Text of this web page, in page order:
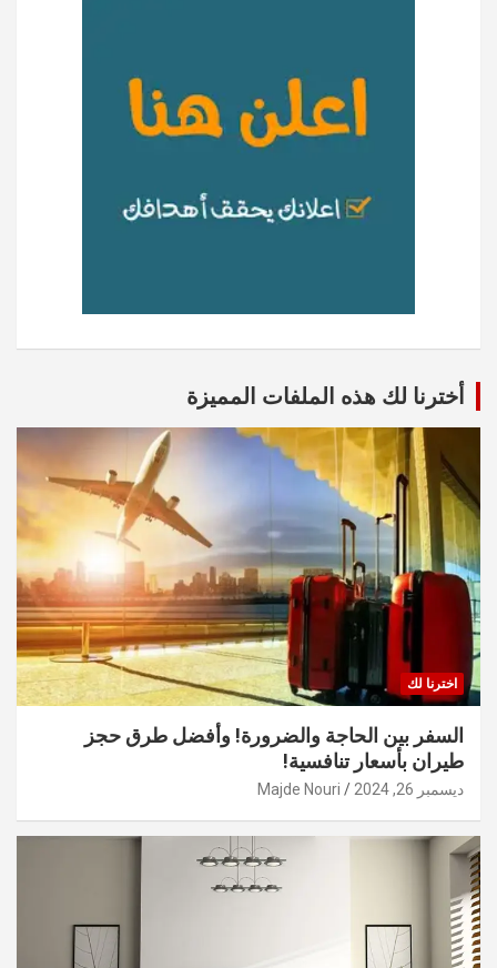
أخترنا لك هذه الملفات المميزة
اخترنا لك
السفر بين الحاجة والضرورة! وأفضل طرق حجز
طيران بأسعار تنافسية!
ديسمبر 26, 2024 Majde Nouri